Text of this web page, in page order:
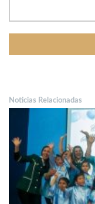
Noticias Relacionadas